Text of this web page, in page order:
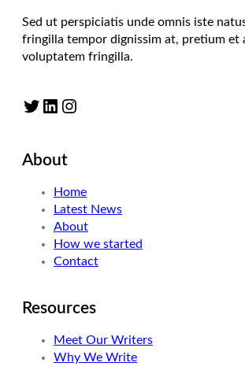
Sed ut perspiciatis unde omnis iste
fringilla tempor dignissim at, pretium et
voluptatem fringilla.
Twitter LinkedIn Instagram
About
Home
Latest News
About
How we started
Contact
Resources
Meet Our Writers
Why We Write